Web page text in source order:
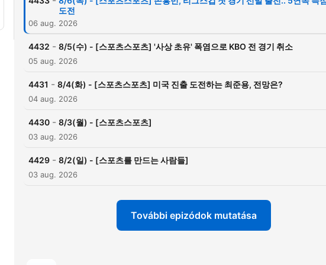
도전
06 aug. 2026
4432 - 8/5(수) - [스포츠스포츠] '사상 초유' 폭염으로 KBO 전 경기 취소
05 aug. 2026
4431 - 8/4(화) - [스포츠스포츠] 미국 진출 도전하는 최준용, 전망은?
04 aug. 2026
4430 - 8/3(월) - [스포츠스포츠]
03 aug. 2026
4429 - 8/2(일) - [스포츠를 만드는 사람들]
03 aug. 2026
További epizódok mutatása